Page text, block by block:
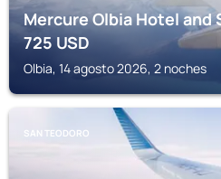
Mercure Olbia Hotel and
725USD
Olbia, 14 agosto 2026, 2 noches
SAN TEODORO